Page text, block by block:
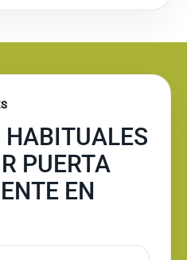
HABITUALES
PUERTA
EN